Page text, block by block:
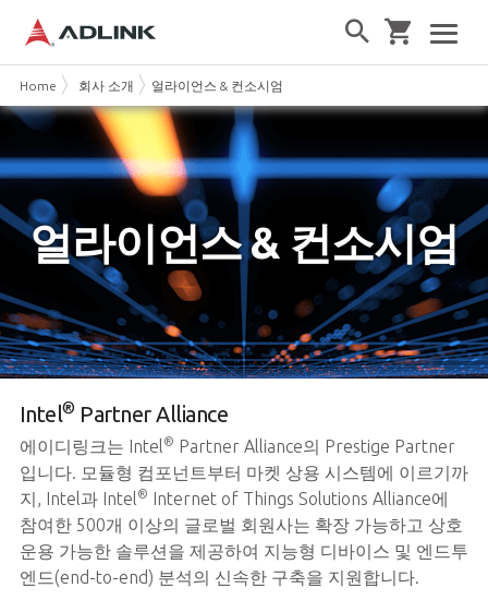
Home 회사 소개 얼라이언스 & 컨소시엄
얼라이언스 & 컨소시엄
Intel® Partner Alliance
에이디링크는 Intel ® Partner Alliance의 Prestige Partner
입니다. 모듈형 컴포넌트부터 마켓 상용 시스템에 이르기까
지, Intel과 Intel ® Internet of Things Solutions Alliance에
참여한 500개 이상의 글로벌 회원사는 확장 가능하고 상호
운용 가능한 솔루션을 제공하여 지능형 디바이스 및 엔드투
엔드(end-to-end) 분석의 신속한 구축을 지원합니다.